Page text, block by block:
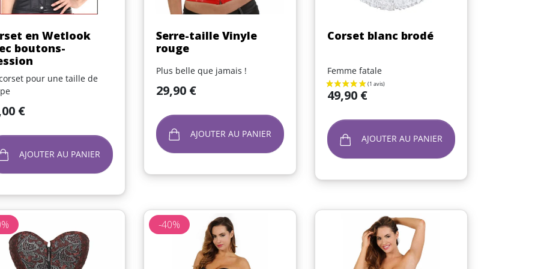
Aperçu rapide
en Wetlook
boutons-
pour une taille de
€
AJOUTER AU PANIER
Aperçu rapide
Serre-taille Vinyle
rouge
Plus belle que jamais !
Prix
29,90 €
AJOUTER AU PANIER
Aperçu rapide
Corset blanc brodé
Femme fatale
Prix
49,90 €
AJOUTER AU PANIER
-40%